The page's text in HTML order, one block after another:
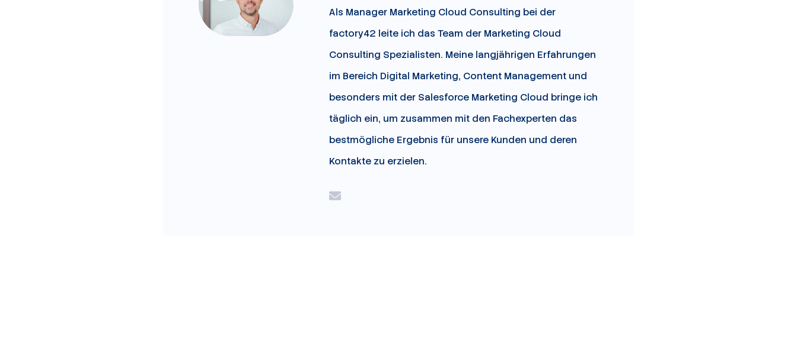
Als Manager Marketing Cloud Consulting bei der
factory42 leite ich das Team der Marketing Cloud
Consulting Spezialisten. Meine langjährigen Erfahrungen
im Bereich Digital Marketing, Content Management und
besonders mit der Salesforce Marketing Cloud bringe ich
täglich ein, um zusammen mit den Fachexperten das
bestmögliche Ergebnis für unsere Kunden und deren
Kontakte zu erzielen.